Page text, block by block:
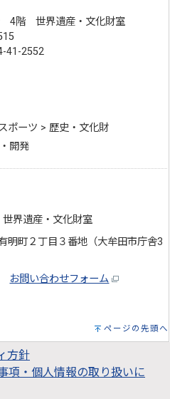
4階 世界遺産・文化財室
41-2552
ポーツ > 歴史・文化財
開発
界遺産・文化財室
明町２丁目３番地（大牟田市庁舎3
お問い合わせフォーム
ページの先頭へ
方針
項・個人情報の取り扱いに